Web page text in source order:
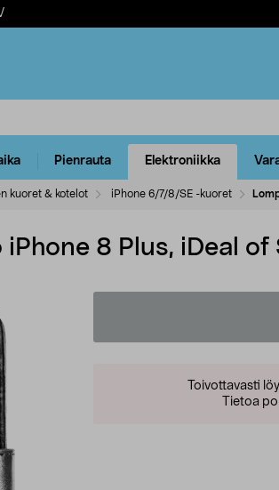
Pienrauta Elektroniikka
kuoret & kotelot iPhone 6/7/8/SE -kuoret
8 Plus, iDeal of
Toivottavasti
Tietoa